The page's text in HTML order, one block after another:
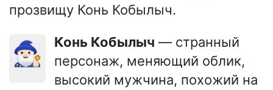
прозвищу Конь Кобылыч.
🧙🏻‍♂️ Конь Кобылыч — странный
персонаж, меняющий облик,
высокий мужчина, похожий на